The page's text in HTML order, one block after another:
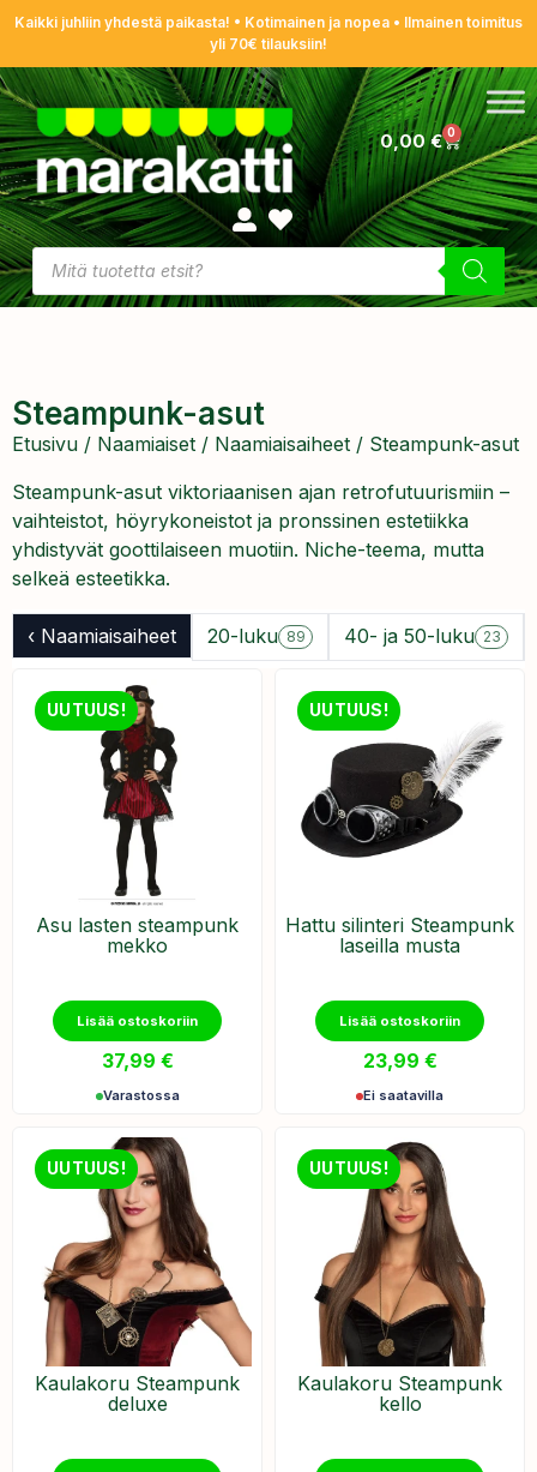
Kaikki juhliin yhdestä paikasta! • Kotimainen ja nopea • Ilmainen toimitus
yli 70€ tilauksiin!
0,00€ 0
Steampunk-asut
Etusivu / Naamiaiset / Naamiaisaiheet / Steampunk-asut
Steampunk-asut viktoriaanisen ajan retrofutuurismiin –
vaihteistot, höyrykoneistot ja pronssinen estetiikka
yhdistyvät goottilaiseen muotiin. Niche-teema, mutta
selkeä esteetikka.
‹ Naamiaisaiheet 20-luku 89 40- ja 50-luku 23
UUTUUS!
Asu lasten steampunk
mekko
Lisää ostoskoriin
37,99 €
Varastossa
UUTUUS!
Hattu silinteri Steampunk
laseilla musta
Lisää ostoskoriin
23,99 €
Ei saatavilla
UUTUUS!
Kaulakoru Steampunk
deluxe
UUTUUS!
Kaulakoru Steampunk
kello